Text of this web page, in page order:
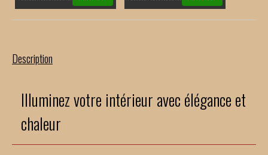
Description
Illuminez votre intérieur avec élégance et
chaleur